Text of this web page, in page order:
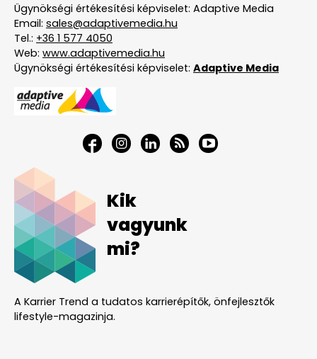
Ügynökségi értékesítési képviselet: Adaptive Media
Email: sales@adaptivemedia.hu
Tel.: +36 1 577 4050
Web: www.adaptivemedia.hu
Ügynökségi értékesítési képviselet: Adaptive Media
Kik
vagyunk
mi?
A Karrier Trend a tudatos karrierépítők, önfejlesztők
lifestyle-magazinja.